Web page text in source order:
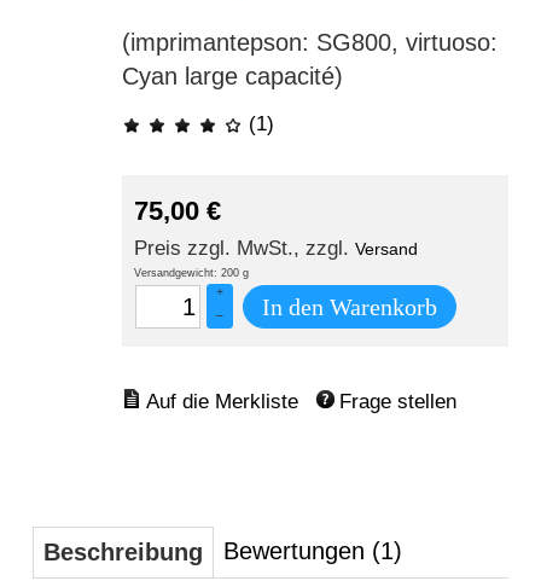
(imprimantepson: SG800, virtuoso:
Cyan large capacité)
(1)
75,00 €
Preis zzgl. MwSt., zzgl. Versand
Versandgewicht: 200 g
+
–
In den Warenkorb
Frage stellen
Beschreibung Bewertungen (1)